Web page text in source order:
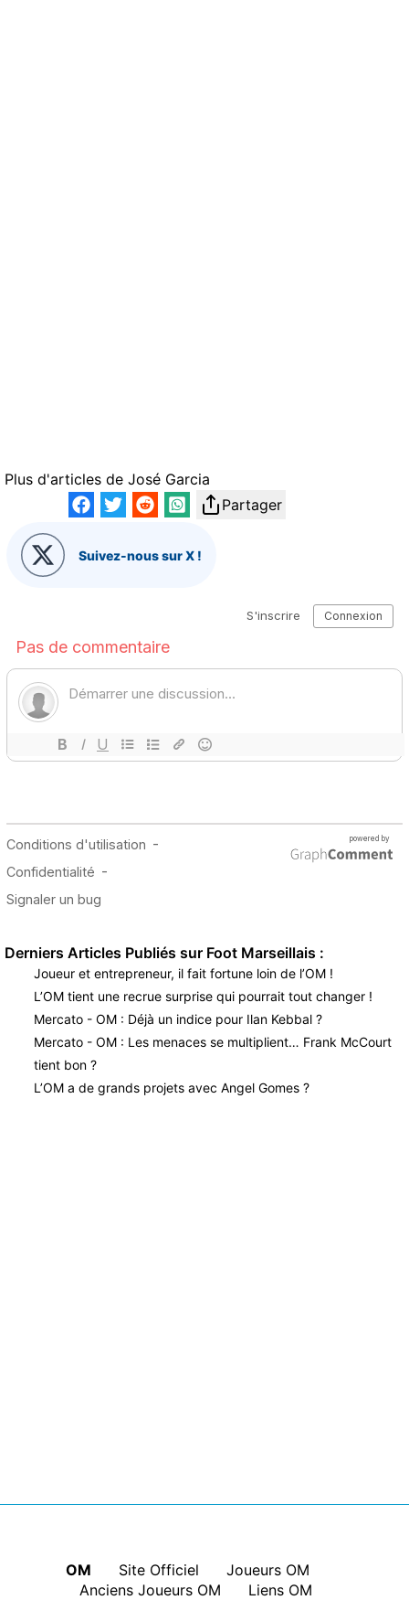
Plus d'articles de José Garcia
Partager
Suivez-nous sur X !
Derniers Articles Publiés sur Foot Marseillais :
Joueur et entrepreneur, il fait fortune loin de l’OM !
L’OM tient une recrue surprise qui pourrait tout changer !
Mercato - OM : Déjà un indice pour Ilan Kebbal ?
Mercato - OM : Les menaces se multiplient… Frank McCourt
tient bon ?
L’OM a de grands projets avec Angel Gomes ?
OM Site Officiel
Joueurs OM
Anciens Joueurs OM Liens OM